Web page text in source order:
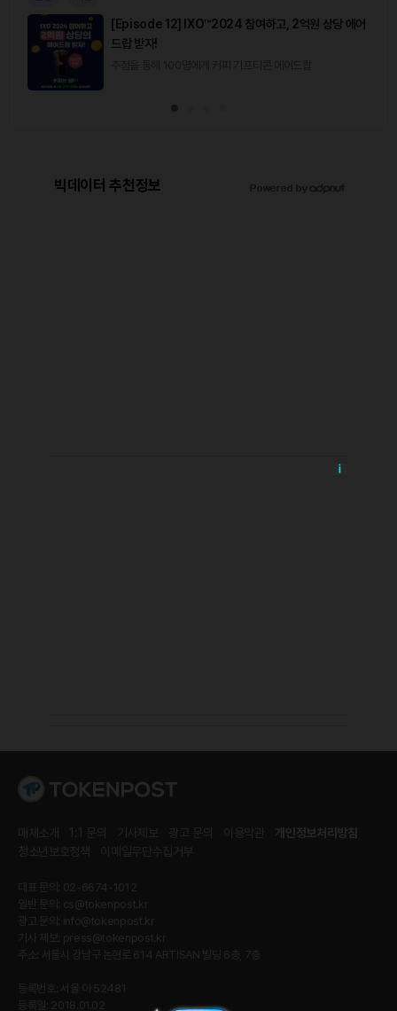
[Episode 12] IXO™2024 참여하고, 2억원 상당 에어
드랍 받자!
빅데이터 추천정보
매체소개 기사제보 광고 문의 이용약관
개인정보처리방침
청소년보호정책
이메일무단수집거부
대표 문의: 02-6674-1012
일반 문의: cs@tokenpost.kr
광고 문의:
info@tokenpost.kr
기사 제보: press@tokenpost.kr
주소: 서울시 강남구 논현로 614 ARTISAN 빌딩 6층, 7층
등록번호: 서울 아 52481
등록일: 2018.01.02